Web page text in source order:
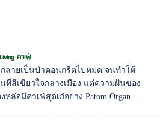
คาเฟ่
ลายเป็นป่าคอนกรีตไปหมด จนทำให้
ที่สีเขียวใจกลางเมือง แต่ความฝันของ
ล่อมีคาเฟ่สุดเก๋อย่าง Patom Organ...